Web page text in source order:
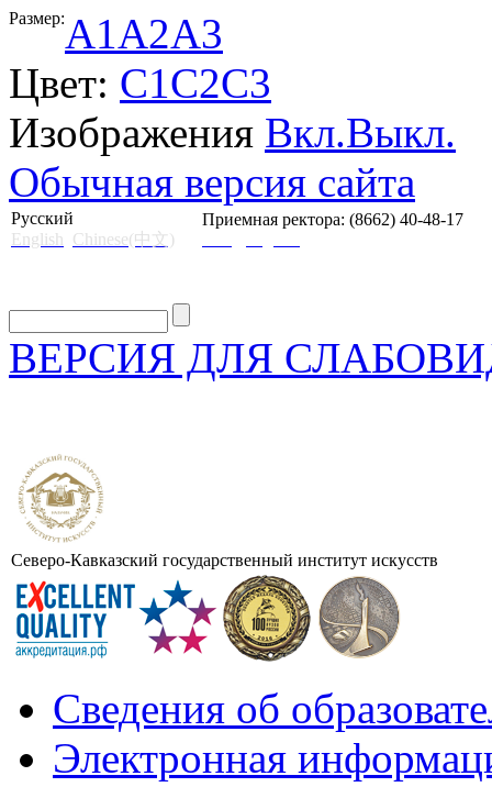
Размер:A1A2A3
Цвет: C1C2C3
Изображения Вкл.Выкл.
Обычная версия сайта
Русский
English Chinese(中文)
Приемная ректора: (8662) 40-48-17
ВЕРСИЯ ДЛЯ
Северо-Кавказский государственный институт искусств
Сведения об
Электронная